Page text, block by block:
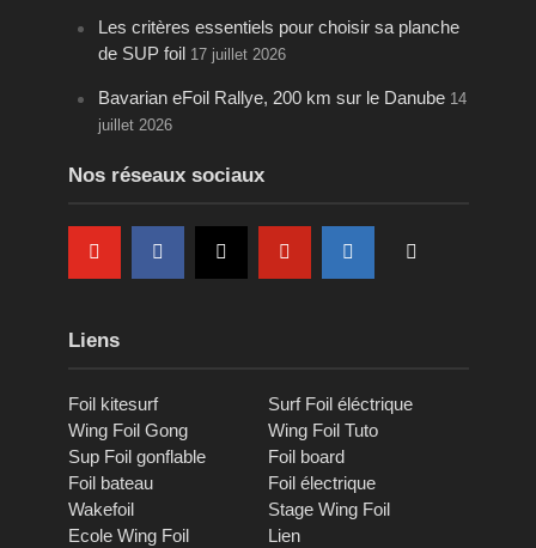
Les critères essentiels pour choisir sa planche
de SUP foil 17 juillet 2026
Bavarian eFoil Rallye, 200 km sur le Danube 14
juillet 2026
Nos réseaux sociaux
Liens
Foil kitesurf
Surf Foil éléctrique
Wing Foil Gong
Wing Foil Tuto
Sup Foil gonflable
Foil board
Foil bateau
Foil électrique
Wakefoil
Stage Wing Foil
Ecole Wing Foil
Lien